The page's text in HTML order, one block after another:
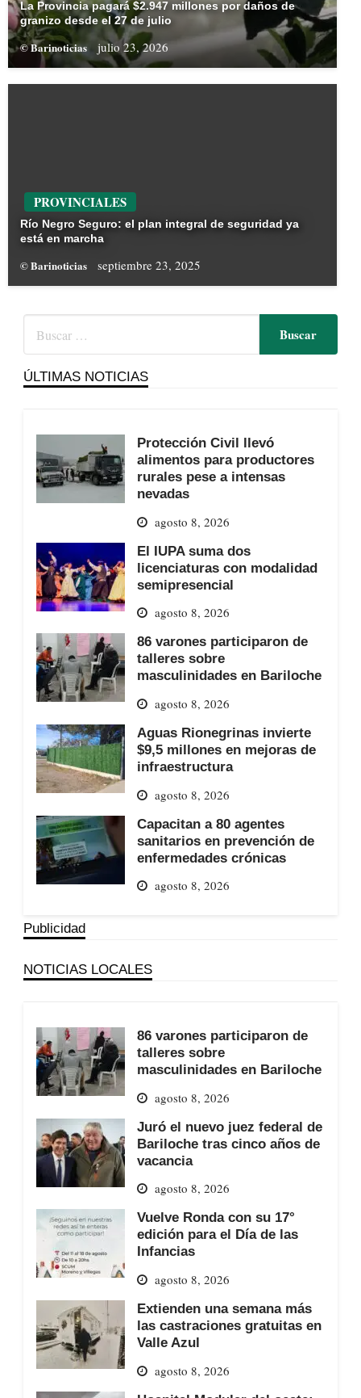
La Provincia pagará $2.947 millones por daños de
granizo desde el 27 de julio
© Barinoticias julio 23, 2026
PROVINCIALES
Río Negro Seguro: el plan integral de seguridad ya
está en marcha
© Barinoticias septiembre 23, 2025
ÚLTIMAS NOTICIAS
Protección Civil llevó
alimentos para productores
rurales pese a intensas
nevadas
agosto 8, 2026
El IUPA suma dos
licenciaturas con modalidad
semipresencial
agosto 8, 2026
86 varones participaron de
talleres sobre
masculinidades en Bariloche
agosto 8, 2026
Aguas Rionegrinas invierte
$9,5 millones en mejoras de
infraestructura
agosto 8, 2026
Capacitan a 80 agentes
sanitarios en prevención de
enfermedades crónicas
agosto 8, 2026
Publicidad
NOTICIAS LOCALES
86 varones participaron de
talleres sobre
masculinidades en Bariloche
agosto 8, 2026
Juró el nuevo juez federal de
Bariloche tras cinco años de
vacancia
agosto 8, 2026
Vuelve Ronda con su 17°
edición para el Día de las
Infancias
agosto 8, 2026
Extienden una semana más
las castraciones gratuitas en
Valle Azul
agosto 8, 2026